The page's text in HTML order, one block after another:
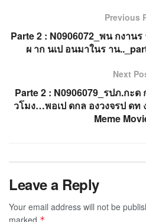
Previous
Parte 2 : N0906072_พน กงาน
ผ าก นเป อนมาในร าน
Next
Parte 2 : N0906079_รปภ.กะ
วโมง…พอเป ดกล องวงจรป ดท
Meme
Leave a Reply
Your email address will not be
marked *